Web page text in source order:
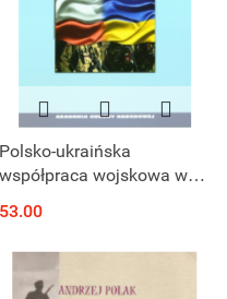
Polsko-ukraińska
współpraca wojskowa w
Polski
53.00